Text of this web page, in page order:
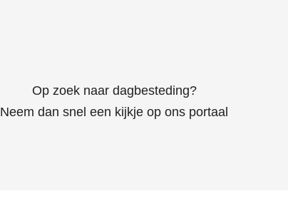
Op zoek naar dagbesteding?
Neem dan snel een kijkje op ons portaal